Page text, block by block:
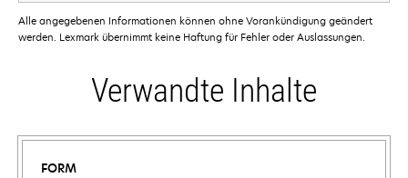
Alle angegebenen Informationen können ohne Vorankündigung geändert
werden. Lexmark übernimmt keine Haftung für Fehler oder Auslassungen.
Verwandte Inhalte
FORM